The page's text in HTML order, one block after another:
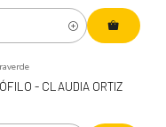
- CLAUDIA ORTIZ